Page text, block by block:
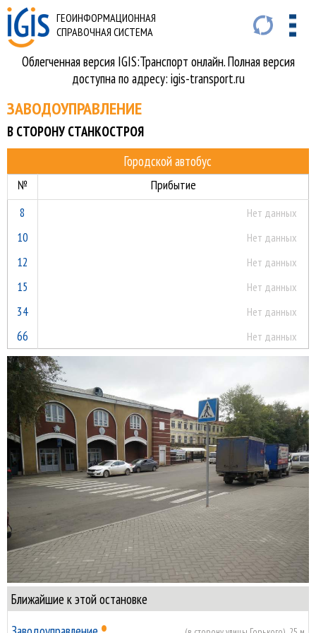
ГЕОИНФОРМАЦИОННАЯ
СПРАВОЧНАЯ СИСТЕМА
Облегченная версия IGIS:Транспорт онлайн. Полная версия
доступна по адресу: igis-transport.ru
ЗАВОДОУПРАВЛЕНИЕ
В СТОРОНУ СТАНКОСТРОЯ
Городской автобус
№
Прибытие
8
Нет данных
10 Нет данных
12 Нет данных
15 Нет данных
34 Нет данных
66 Нет данных
Ближайшие к этой остановке